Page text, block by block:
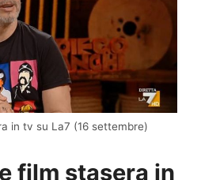
in tv su La7 (16 settembre)
film stasera in